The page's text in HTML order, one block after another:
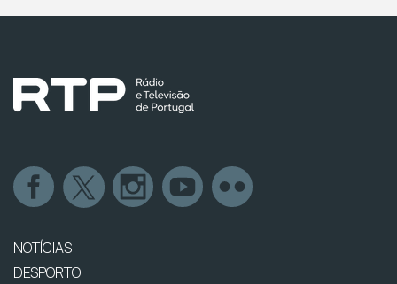
NOTÍCIAS
DESPORTO